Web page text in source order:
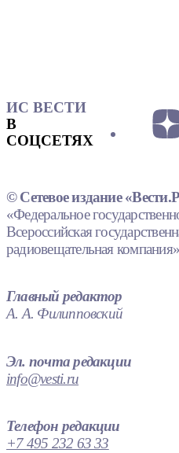
ИС ВЕСТИ
В
СОЦСЕТЯХ
© Сетевое издание
«Федеральное
Всероссийская
радиовещательная
Главный редактор
А. А. Филипповский
Эл. почта редакции
info@vesti.ru
Телефон редакции
+7 495 232 63 33